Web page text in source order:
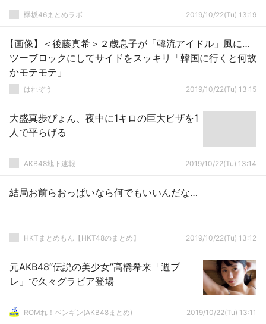
欅坂46まとめラボ 2019/10/22(Tu) 13:19
【画像】＜後藤真希＞２歳息子が「韓流アイドル」風に…
ツーブロックにしてサイドをスッキリ「韓国に行くと何故
かモテモテ」
はれぞう 2019/10/22(Tu) 13:15
大盛真歩ぴょん、夜中に1キロの巨大ピザを1
人で平らげる
AKB48地下速報 2019/10/22(Tu) 13:14
結局お前らおっぱいなら何でもいいんだな…
HKTまとめもん【HKT48のまとめ】 2019/10/22(Tu) 13:12
元AKB48“伝説の美少女”高橋希来「週プ
レ」で久々グラビア登場
ROMれ！ペンギン(AKB48まとめ) 2019/10/22(Tu) 13:11